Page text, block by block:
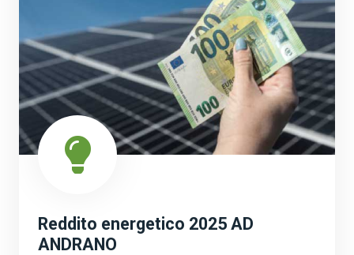
Reddito energetico 2025 AD
ANDRANO